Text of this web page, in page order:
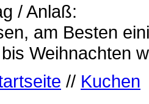
/ Anlaß:
am Besten
Weihnachten
// Kuchen